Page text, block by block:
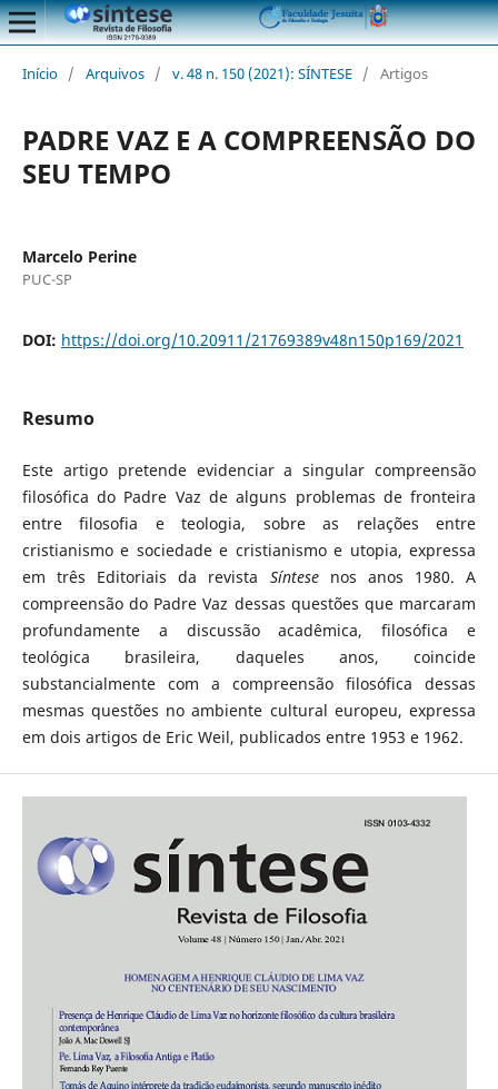
Início / Arquivos / v. 48 n. 150 (2021): SÍNTESE / Artigos
PADRE VAZ E A COMPREENSÃO DO
SEU TEMPO
Marcelo Perine
PUC-SP
DOI: https://doi.org/10.20911/21769389v48n150p169/2021
Resumo
Este artigo pretende evidenciar a singular compreensão
filosófica do Padre Vaz de alguns problemas de fronteira
entre filosofia e teologia, sobre as relações entre
cristianismo e sociedade e cristianismo e utopia, expressa
em três Editoriais da revista Síntese nos anos 1980. A
compreensão do Padre Vaz dessas questões que marcaram
profundamente a discussão acadêmica, filosófica e
teológica brasileira, daqueles anos, coincide
substancialmente com a compreensão filosófica dessas
mesmas questões no ambiente cultural europeu, expressa
em dois artigos de Eric Weil, publicados entre 1953 e 1962.